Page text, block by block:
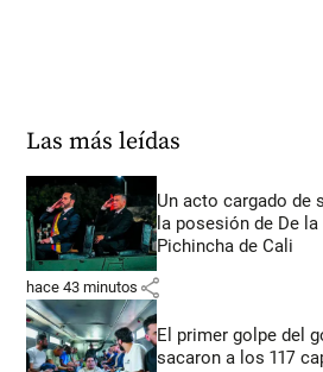
Las más leídas
Un acto cargado de
la posesión de De
Pichincha de Cali
hace 43 minutos share
El primer golpe del
sacaron a los 117